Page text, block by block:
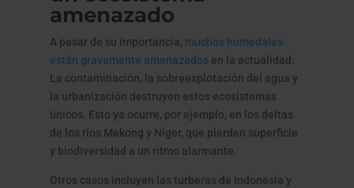
amenazado
A pesar de su importancia, muchos humedales
están gravemente amenazadosen la actualidad.
La contaminación, la sobreexplotación del agua y
la urbanización destruyen estos ecosistemas
únicos. Esto ya ocurre, por ejemplo, en los deltas
de los ríos Mekong y Níger, que pierden superficie
y biodiversidad a un ritmo alarmante.
Otros casos incluyen las turberas de Indonesia y